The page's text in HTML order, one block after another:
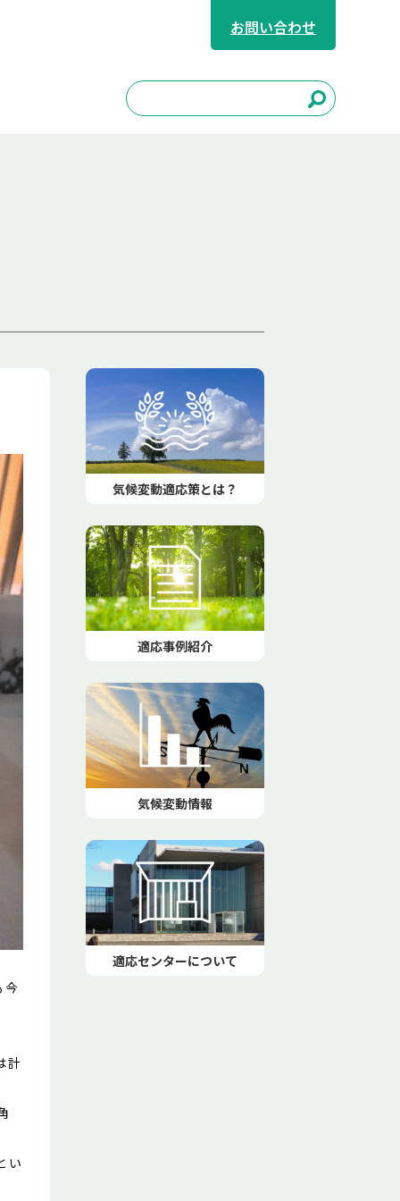
お問い合わせ
今
計
い
気候変動適応策とは？
適応事例紹介
気候変動情報
適応センターについて